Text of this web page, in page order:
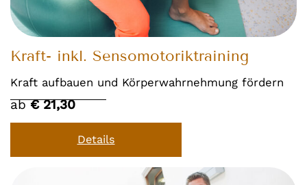
Kraft- inkl. Sensomotoriktraining
Kraft aufbauen und Körperwahrnehmung fördern
ab€ 21,30
Details